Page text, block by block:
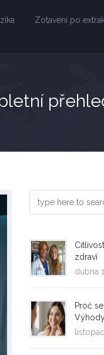
Zotavení po
zdraví
dubna
Proč